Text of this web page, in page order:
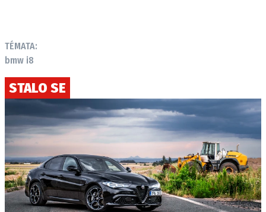
TÉMATA:
bmw i8
STALO SE